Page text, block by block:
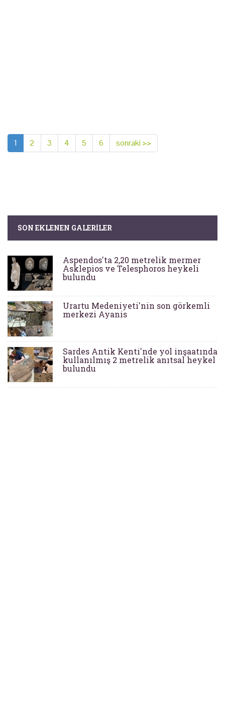
1 2 3 4 5 6 sonraki >>
SON EKLENEN GALERILER
Aspendos'ta 2,20 metrelik mermer
Asklepios ve Telesphoros heykeli
bulundu
Urartu Medeniyeti'nin son görkemli
merkezi Ayanis
Sardes Antik Kenti'nde yol inşaatında
kullanılmış 2 metrelik anıtsal heykel
bulundu